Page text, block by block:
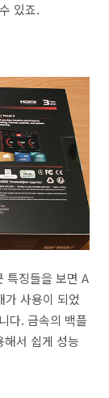
있죠.
특징들을 보면 A
사용이 되었
다. 금속의 백플
서 쉽게 성능